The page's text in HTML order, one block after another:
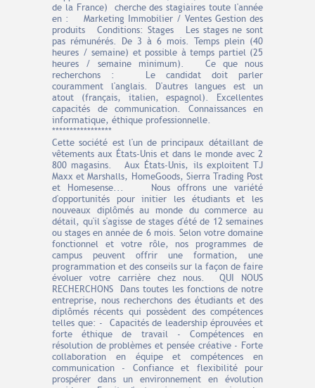
de la France) cherche des stagiaires toute l'année
en : Marketing Immobilier / Ventes Gestion des
produits Conditions: Stages Les stages ne sont
pas rémunérés. De 3 à 6 mois. Temps plein (40
heures / semaine) et possible à temps partiel (25
heures / semaine minimum). Ce que nous
recherchons : Le candidat doit parler
couramment l'anglais. D'autres langues est un
atout (français, italien, espagnol). Excellentes
capacités de communication. Connaissances en
informatique, éthique professionnelle.
*****************
Cette société est l'un de principaux détaillant de
vêtements aux États-Unis et dans le monde avec 2
800 magasins. Aux États-Unis, ils exploitent TJ
Maxx et Marshalls, HomeGoods, Sierra Trading Post
et Homesense... Nous offrons une variété
d'opportunités pour initier les étudiants et les
nouveaux diplômés au monde du commerce au
détail, qu'il s'agisse de stages d'été de 12 semaines
ou stages en année de 6 mois. Selon votre domaine
fonctionnel et votre rôle, nos programmes de
campus peuvent offrir une formation, une
programmation et des conseils sur la façon de faire
évoluer votre carrière chez nous. QUI NOUS
RECHERCHONS Dans toutes les fonctions de notre
entreprise, nous recherchons des étudiants et des
diplômés récents qui possèdent des compétences
telles que: - Capacités de leadership éprouvées et
forte éthique de travail - Compétences en
résolution de problèmes et pensée créative - Forte
collaboration en équipe et compétences en
communication - Confiance et flexibilité pour
prospérer dans un environnement en évolution